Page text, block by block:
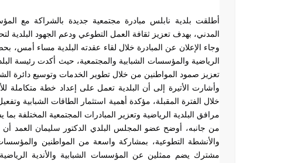
أطلقت بلدية نابلس مبادرة مجتمعية جديدة بالشراكة مع
المدني، بهدف تعزيز ثقافة العمل التطوعي ودعم الجهود البلدية
وجاء الإعلان عن المبادرة خلال لقاء عقدته البلدية مساء أمس،
الرياضية والمؤسسات الشبابية والمجتمعية، حيث أكدت رئيسة
تعزيز صمود المواطنين من خلال تطوير الخدمات وتوسيع دائرة
وأشارت الأتيرة إلى أن البلدية تعمل على إعداد خطة متكاملة
خلال الفترة المقبلة، مؤكدة أهمية استثمار الطاقات الشبابية
مرافق البلدية الرياضية وتعزير المبادرات المجتمعية المختلفة
من جانبه، أوضح عضو المجلس البلدي الدكتور سليمان العمد أن
والأنشطة التطوعية، بمشاركة واسعة من المواطنين
مشترك يضم ممثلين عن المؤسسات الشبابية والأندية